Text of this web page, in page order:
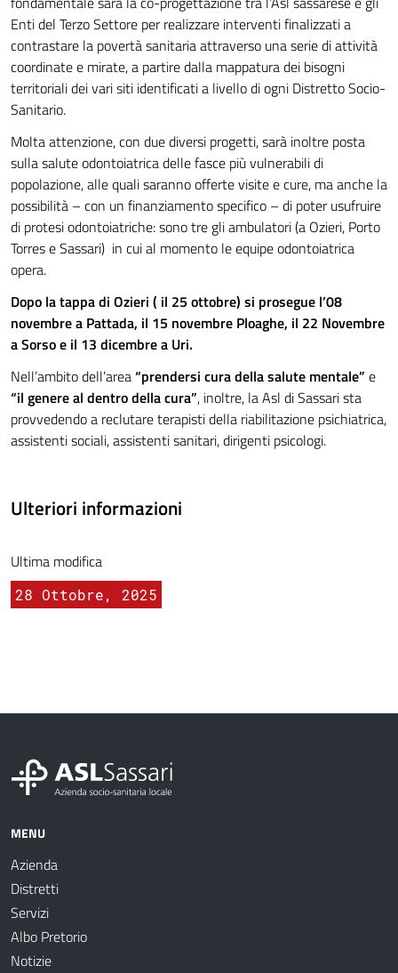
Enti del Terzo Settore per realizzare interventi finalizzati a
contrastare la povertà sanitaria attraverso una serie di attività
coordinate e mirate, a partire dalla mappatura dei bisogni
territoriali dei vari siti identificati a livello di ogni Distretto Socio-
Sanitario.
Molta attenzione, con due diversi progetti, sarà inoltre posta
sulla salute odontoiatrica delle fasce più vulnerabili di
popolazione, alle quali saranno offerte visite e cure, ma anche la
possibilità – con un finanziamento specifico – di poter usufruire
di protesi odontoiatriche: sono tre gli ambulatori (a Ozieri, Porto
Torres e Sassari) in cui al momento le equipe odontoiatrica
opera.
Dopo la tappa di Ozieri ( il 25 ottobre) si prosegue l’08
novembre a Pattada, il 15 novembre Ploaghe, il 22 Novembre
a Sorso e il 13 dicembre a Uri.
Nell’ambito dell’area“prendersi cura della salute mentale” e
“il genere al dentro della cura”, inoltre, la Asl di Sassari sta
provvedendo a reclutare terapisti della riabilitazione psichiatrica,
assistenti sociali, assistenti sanitari, dirigenti psicologi.
Ulteriori informazioni
Ultima modifica
28 Ottobre, 2025
MENU
Azienda
Distretti
Servizi
Albo Pretorio
Notizie